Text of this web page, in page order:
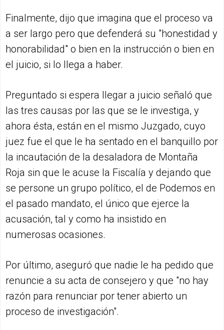
Finalmente, dijo que imagina que el proceso va
a ser largo pero que defenderá su "honestidad y
honorabilidad" o bien en la instrucción o bien en
el juicio, si lo llega a haber.
Preguntado si espera llegar a juicio señaló que
las tres causas por las que se le investiga, y
ahora ésta, están en el mismo Juzgado, cuyo
juez fue el que le ha sentado en el banquillo por
la incautación de la desaladora de Montaña
Roja sin que le acuse la Fiscalía y dejando que
se persone un grupo político, el de Podemos en
el pasado mandato, el único que ejerce la
acusación, tal y como ha insistido en
numerosas ocasiones.
Por último, aseguró que nadie le ha pedido que
renuncie a su acta de consejero y que "no hay
razón para renunciar por tener abierto un
proceso de investigación".